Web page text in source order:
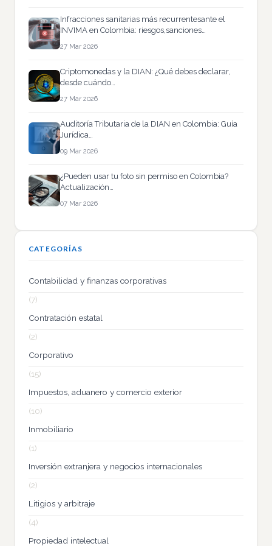
Infracciones sanitarias más recurrentesante el
INVIMA en Colombia: riesgos,sanciones…
27 Mar 2026
Criptomonedas y la DIAN: ¿Qué debes declarar,
desde cuándo…
27 Mar 2026
Auditoría Tributaria de la DIAN en Colombia: Guía
Jurídica…
09 Mar 2026
¿Pueden usar tu foto sin permiso en Colombia?
Actualización…
07 Mar 2026
CATEGORÍAS
Contabilidad y finanzas corporativas
(7)
Contratación estatal
(2)
Corporativo
(15)
Impuestos, aduanero y comercio exterior
(10)
Inmobiliario
(1)
Inversión extranjera y negocios internacionales
(2)
Litigios y arbitraje
(4)
Propiedad intelectual